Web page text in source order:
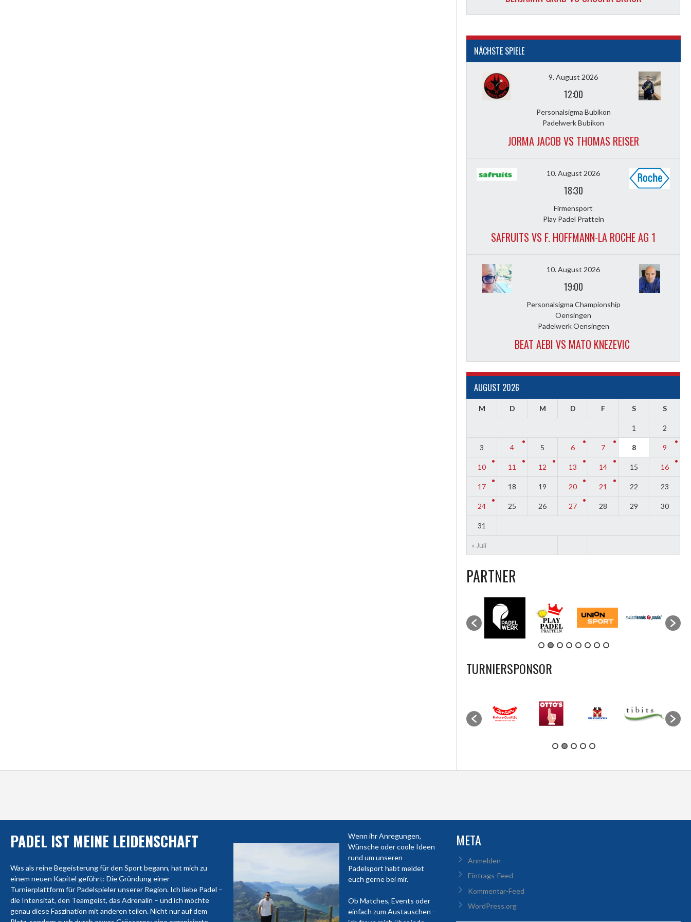
NÄCHSTE SPIELE
9. August 2026
12:00
Personalsigma Bubikon
Padelwerk Bubikon
JORMA JACOB VS THOMAS REISER
10. August 2026
18:30
Firmensport
Play Padel Pratteln
SAFRUITS VS F. HOFFMANN-LA ROCHE AG 1
10. August 2026
19:00
Personalsigma Championship
Oensingen
Padelwerk Oensingen
BEAT AEBI VS MATO KNEZEVIC
AUGUST 2026
M D M D F S S
« Juli
1 2
3 4 5 6 7 8 9
10 11 12 13 14 15 16
17 18 19 20 21 22 23
24 25 26 27 28 29 30
31
PARTNER
TURNIERSPONSOR
PADEL IST MEINE LEIDENSCHAFT
Was als reine Begeisterung für den Sport begann, hat mich zu
einem neuen Kapitel geführt: Die Gründung einer
Turnierplattform für Padelspieler unserer Region. Ich liebe Padel –
die Intensität, den Teamgeist, das Adrenalin – und ich möchte
genau diese Faszination mit anderen teilen. Nicht nur auf dem
Wenn ihr Anregungen,
Wünsche oder coole Ideen
rund um unseren
Padelsport habt meldet
euch gerne bei mir.
Ob Matches, Events oder
einfach zum Austauschen -
META
Anmelden
Eintrags-Feed
Kommentar-Feed
WordPress.org